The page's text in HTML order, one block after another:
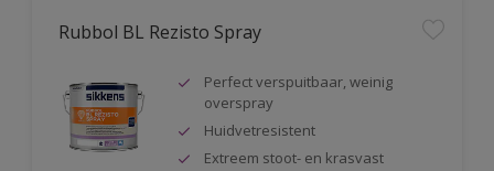
Rubbol BL Rezisto Spray
Perfect verspuitbaar, weinig
overspray
Huidvetresistent
Extreem stoot- en krasvast